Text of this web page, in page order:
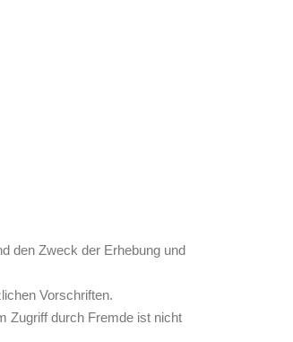
den Zweck der Erhebung und
Vorschriften.
Zugriff durch Fremde ist nicht